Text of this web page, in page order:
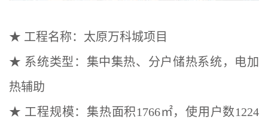
★ 工程名称：太原万科城项目
★ 系统类型：集中集热、分户储热系统，电加
热辅助
★ 工程规模：集热面积1766㎡，使用户数1224